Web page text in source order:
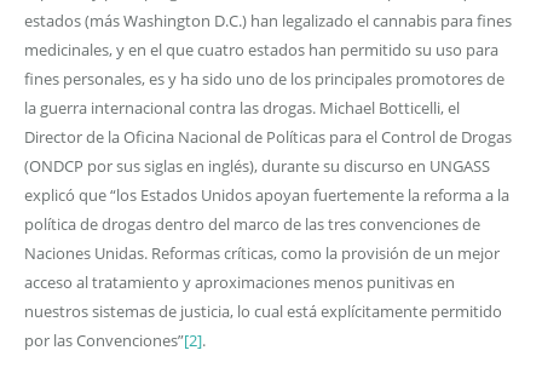
estados (más Washington D.C.) han legalizado el cannabis para fines
medicinales, y en el que cuatro estados han permitido su uso para
fines personales, es y ha sido uno de los principales promotores de
la guerra internacional contra las drogas. Michael Botticelli, el
Director de la Oficina Nacional de Políticas para el Control de Drogas
(ONDCP por sus siglas en inglés), durante su discurso en UNGASS
explicó que “los Estados Unidos apoyan fuertemente la reforma a la
política de drogas dentro del marco de las tres convenciones de
Naciones Unidas. Reformas críticas, como la provisión de un mejor
acceso al tratamiento y aproximaciones menos punitivas en
nuestros sistemas de justicia, lo cual está explícitamente permitido
por las Convenciones”[2].